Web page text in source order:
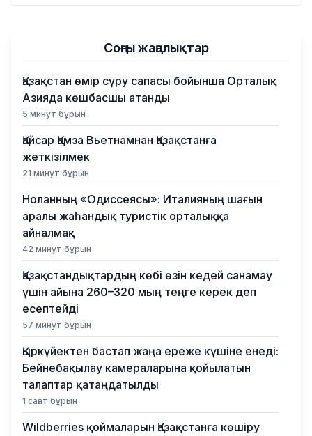
Соңғы жаңалықтар
Қазақстан өмір сүру сапасы бойынша Орталық
Азияда көшбасшы атанды
5 минут бұрын
Қайсар Қамза Вьетнамнан Қазақстанға
жеткізілмек
21 минут бұрын
Ноланның «Одиссеясы»: Италияның шағын
аралы жаһандық туристік орталыққа
айналмақ
42 минут бұрын
Қазақстандықтардың көбі өзін кедей санамау
үшін айына 260–320 мың теңге керек деп
есептейді
57 минут бұрын
Қыркүйектен бастап жаңа ереже күшіне енеді:
Бейнебақылау камераларына қойылатын
талаптар қатаңдатылды
1 сағат бұрын
Wildberries қоймаларын Қазақстанға көшіру